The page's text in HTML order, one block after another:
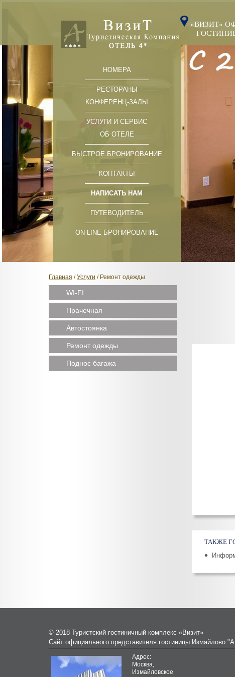
НОМЕРА
РЕСТОРАНЫ
КОНФЕРЕНЦ-ЗАЛЫ
УСЛУГИ И СЕРВИС
ОБ ОТЕЛЕ
БЫСТРОЕ БРОНИРОВАНИЕ
КОНТАКТЫ
НАПИСАТЬ НАМ
ПУТЕВОДИТЕЛЬ
ON-LINE БРОНИРОВАНИЕ
«ВИЗИТ»
Главная /Услуги / Ремонт одежды
WI-FI
Прачечная
Автостоянка
Ремонт одежды
Поднос багажа
ТАКЖЕ
© 2018 Туристский гостиничный комплекс «Визит»
Сайт официального представителя гостиницы Измайлово
Адрес:
Москва,
Измайловское